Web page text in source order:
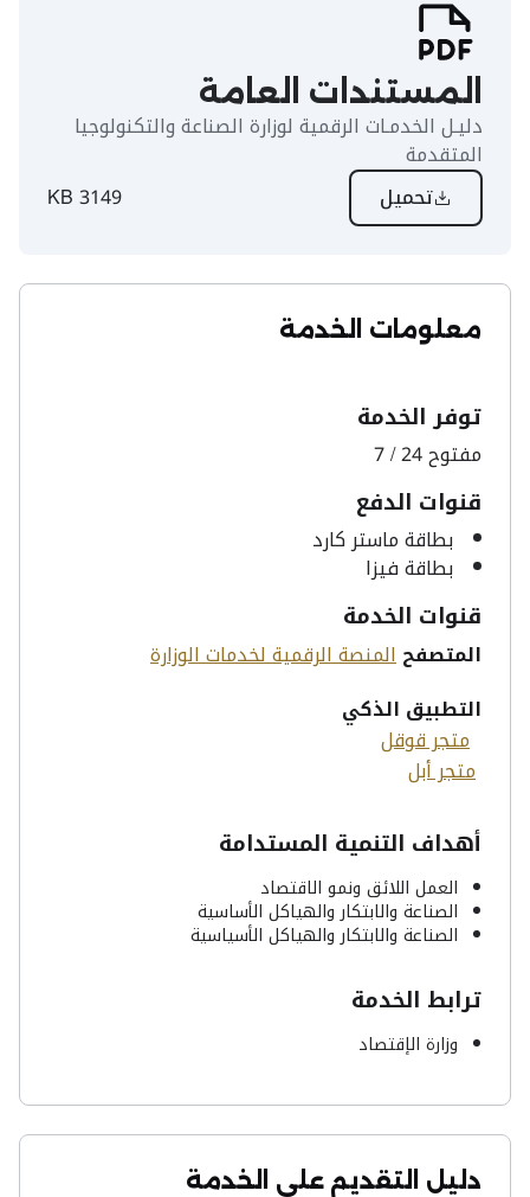
المستندات العامة
دليـل الخدمـات الرقمية لوزارة الصناعة والتكنولوجيا
المتقدمة
تحميل
3149 KB
معلومات الخدمة
توفر الخدمة
مفتوح 24 / 7
قنوات الدفع
بطاقة ماستر كارد
بطاقة فيزا
قنوات الخدمة
المتصفحالمنصة الرقمية لخدمات الوزارة
التطبيق الذكي
متجر قوقل
متجر أبل
أهداف التنمية المستدامة
العمل اللائق ونمو الاقتصاد
الصناعة والابتكار والهياكل الأساسية
الصناعة والابتكار والهياكل الأسياسية
ترابط الخدمة
وزارة الإقتصاد
دليل التقديم على الخدمة